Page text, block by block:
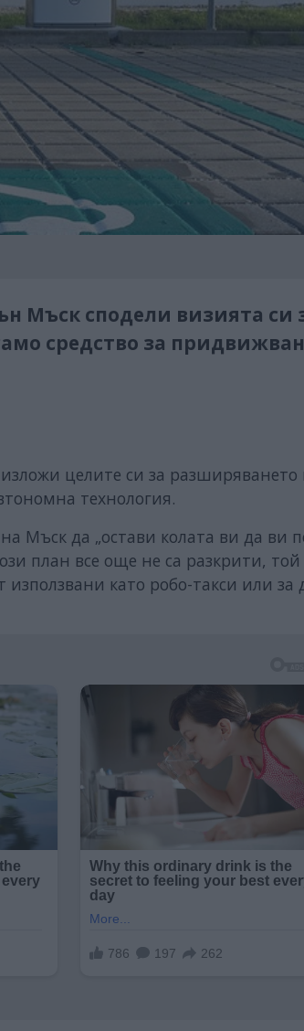
Мъск сподели визията си
средство за
целите си за разширяването
технология.
Мъск да „остави колата ви да ви
план все още не са разкрити, той
като робо-такси или за